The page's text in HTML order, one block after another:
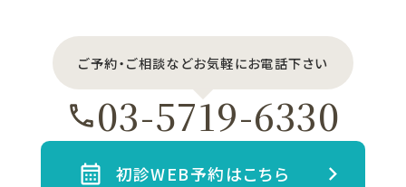
ご予約・ご相談などお気軽にお電話下さい
03-5719-6330
初診WEB予約はこちら